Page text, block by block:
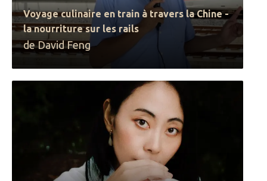
Voyage culinaire en train à travers la Chine -
la nourriture sur les rails
de David Feng